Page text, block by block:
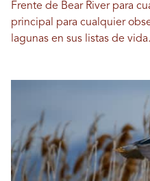
Frente de Bear River para
principal para cualquier
lagunas en sus listas de vida.